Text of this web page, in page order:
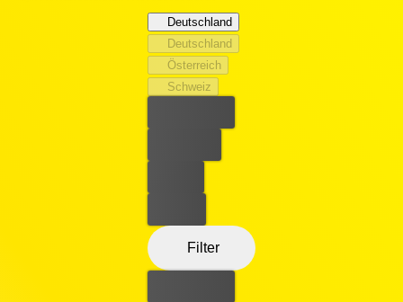
Konflikts verloren hat. Ihr stellen sich Gangs, Milizen,
Demagogen und Kriegsherren in den Weg, darunter
Parco Delgado, der beliebte - und tödliche - Anführer
einer der mächtigsten Gangs in der DMZ.
Deutschland
Deutschland
Österreich
Schweiz
Filter